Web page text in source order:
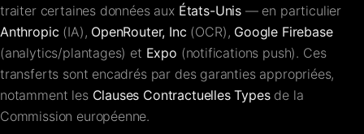
traiter certaines données aux États-Unis— en particulier
Anthropic (IA), OpenRouter, Inc (OCR), Google Firebase
(analytics/plantages) et Expo (notifications push). Ces
transferts sont encadrés par des garanties appropriées,
notamment les Clauses Contractuelles Typesde la
Commission européenne.